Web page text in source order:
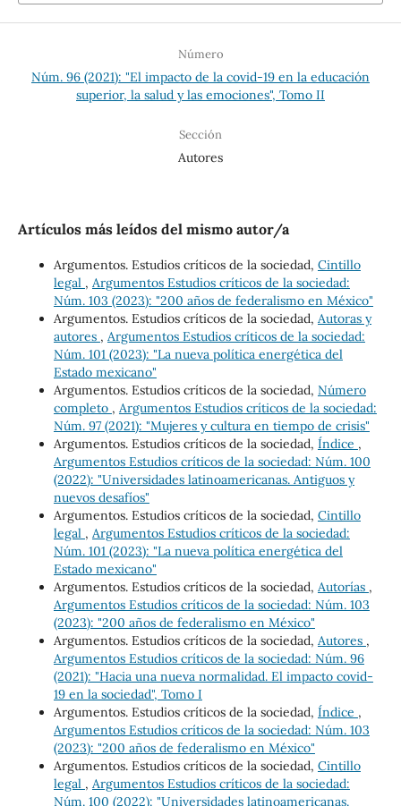
Número
Núm. 96 (2021): "El impacto de la covid-19 en la educación
superior, la salud y las emociones", Tomo II
Sección
Autores
Artículos más leídos del mismo autor/a
Argumentos. Estudios críticos de la sociedad, Cintillo
legal , Argumentos Estudios críticos de la sociedad:
Núm. 103 (2023): "200 años de federalismo en México"
Argumentos. Estudios críticos de la sociedad, Autoras y
autores , Argumentos Estudios críticos de la sociedad:
Núm. 101 (2023): "La nueva política energética del
Estado mexicano"
Argumentos. Estudios críticos de la sociedad, Número
completo , Argumentos Estudios críticos de la sociedad:
Núm. 97 (2021): "Mujeres y cultura en tiempo de crisis"
Argumentos. Estudios críticos de la sociedad, Índice ,
Argumentos Estudios críticos de la sociedad: Núm. 100
(2022): "Universidades latinoamericanas. Antiguos y
nuevos desafíos"
Argumentos. Estudios críticos de la sociedad, Cintillo
legal , Argumentos Estudios críticos de la sociedad:
Núm. 101 (2023): "La nueva política energética del
Estado mexicano"
Argumentos. Estudios críticos de la sociedad, Autorías ,
Argumentos Estudios críticos de la sociedad: Núm. 103
(2023): "200 años de federalismo en México"
Argumentos. Estudios críticos de la sociedad, Autores ,
Argumentos Estudios críticos de la sociedad: Núm. 96
(2021): "Hacia una nueva normalidad. El impacto covid-
19 en la sociedad", Tomo I
Argumentos. Estudios críticos de la sociedad, Índice ,
Argumentos Estudios críticos de la sociedad: Núm. 103
(2023): "200 años de federalismo en México"
Argumentos. Estudios críticos de la sociedad, Cintillo
legal , Argumentos Estudios críticos de la sociedad:
Núm. 100 (2022): "Universidades latinoamericanas.